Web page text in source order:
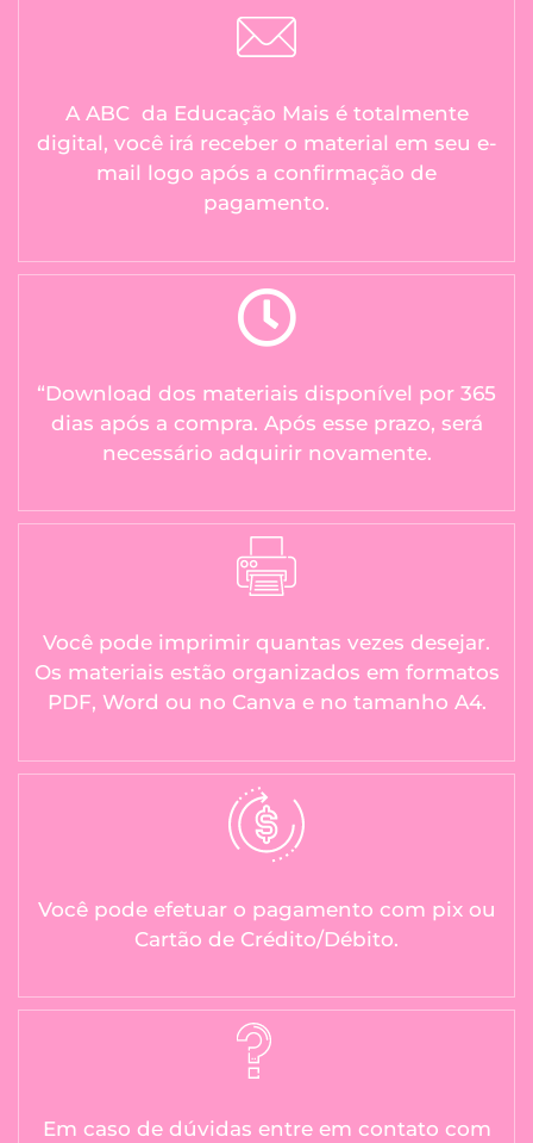
A ABC da Educação Mais é totalmente
digital, você irá receber o material em seu e-
mail logo após a confirmação de
pagamento.
“Download dos materiais disponível por 365
dias após a compra. Após esse prazo, será
necessário adquirir novamente.
Você pode imprimir quantas vezes desejar.
Os materiais estão organizados em formatos
PDF, Word ou no Canva e no tamanho A4.
Você pode efetuar o pagamento com pix ou
Cartão de Crédito/Débito.
Em caso de dúvidas entre em contato com